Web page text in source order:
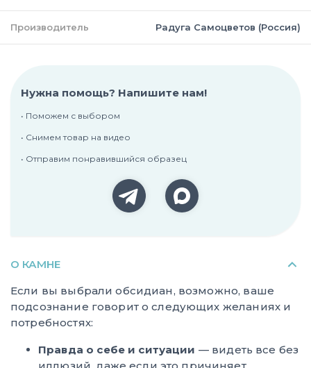
Производитель Радуга Самоцветов (Россия)
Нужна помощь? Напишите нам!
• Поможем с выбором
• Снимем товар на видео
• Отправим понравившийся образец
О КАМНЕ
Если вы выбрали обсидиан, возможно, ваше
подсознание говорит о следующих желаниях и
потребностях:
Правда о себе и ситуации — видеть все без